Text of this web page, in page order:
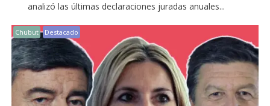
analizó las últimas declaraciones juradas anuales...
Chubut Destacado